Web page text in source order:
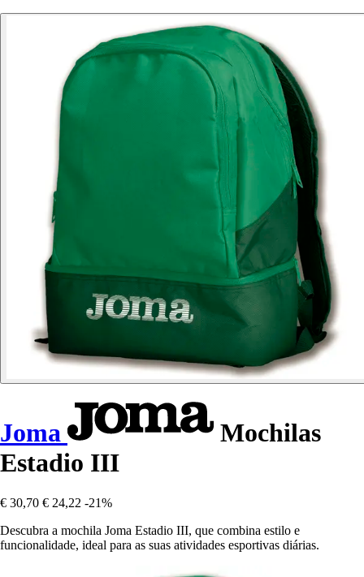
Joma
Mochilas
Estadio III
€ 30,70 € 24,22 -21%
Descubra a mochila Joma Estadio III, que combina estilo e
funcionalidade, ideal para as suas atividades esportivas diárias.